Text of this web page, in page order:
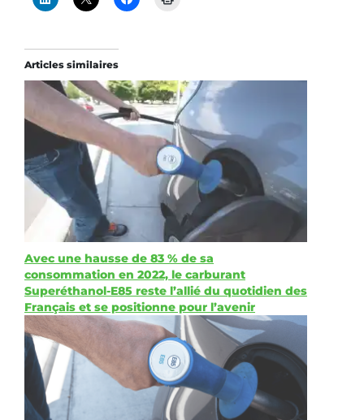
Articles similaires
Avec une hausse de 83 % de sa
consommation en 2022, le carburant
Superéthanol-E85 reste l’allié du quotidien des
Français et se positionne pour l’avenir